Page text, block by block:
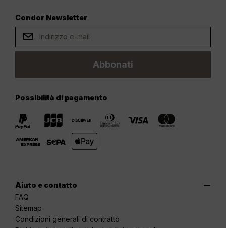
Condor Newsletter
Abbonati
Possibilità di pagamento
Aiuto e contatto
FAQ
Sitemap
Condizioni generali di contratto